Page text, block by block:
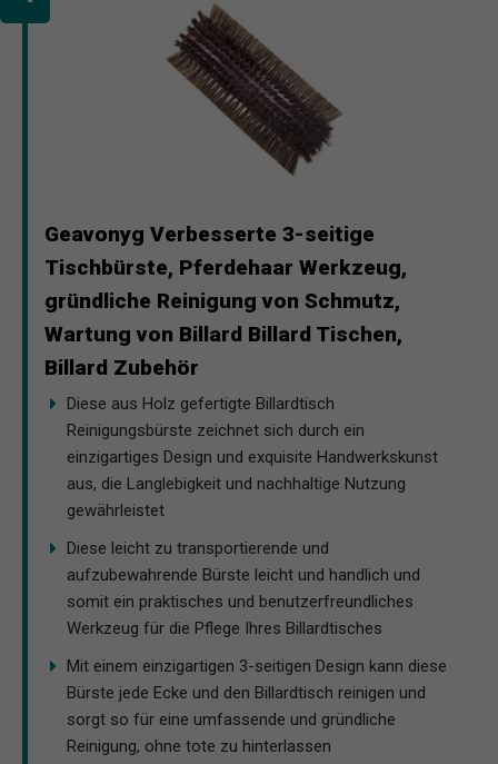
Geavonyg Verbesserte 3-seitige
Tischbürste, Pferdehaar Werkzeug,
gründliche Reinigung von Schmutz,
Wartung von Billard Billard Tischen,
Billard Zubehör
Diese aus Holz gefertigte Billardtisch
Reinigungsbürste zeichnet sich durch ein
einzigartiges Design und exquisite Handwerkskunst
aus, die Langlebigkeit und nachhaltige Nutzung
gewährleistet
Diese leicht zu transportierende und
aufzubewahrende Bürste leicht und handlich und
somit ein praktisches und benutzerfreundliches
Werkzeug für die Pflege Ihres Billardtisches
Mit einem einzigartigen 3-seitigen Design kann diese
Bürste jede Ecke und den Billardtisch reinigen und
sorgt so für eine umfassende und gründliche
Reinigung, ohne tote zu hinterlassen